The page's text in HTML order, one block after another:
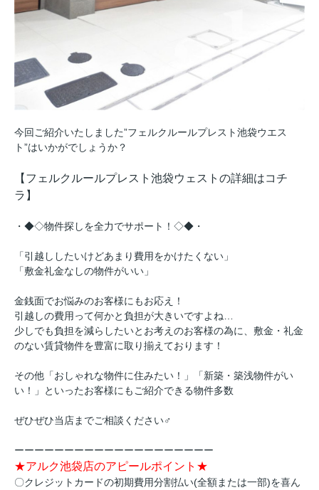
今回ご紹介いたしました”フェルクルールプレスト池袋ウエス
ト”はいかがでしょうか？
【フェルクルールプレスト池袋ウェストの詳細はコチ
ラ】
・◆◇物件探しを全力でサポート！◇◆・
「引越ししたいけどあまり費用をかけたくない」
「敷金礼金なしの物件がいい」
金銭面でお悩みのお客様にもお応え！
引越しの費用って何かと負担が大きいですよね…
少しでも負担を減らしたいとお考えのお客様の為に、敷金・礼金
のない賃貸物件を豊富に取り揃えております！
その他「おしゃれな物件に住みたい！」「新築・築浅物件がい
い！」といったお客様にもご紹介できる物件多数
ぜひぜひ当店までご相談ください‍♂️
ーーーーーーーーーーーーーーーーーーーー
★アルク池袋店のアピールポイント★
〇クレジットカードの初期費用分割払い(全額または一部)を喜ん